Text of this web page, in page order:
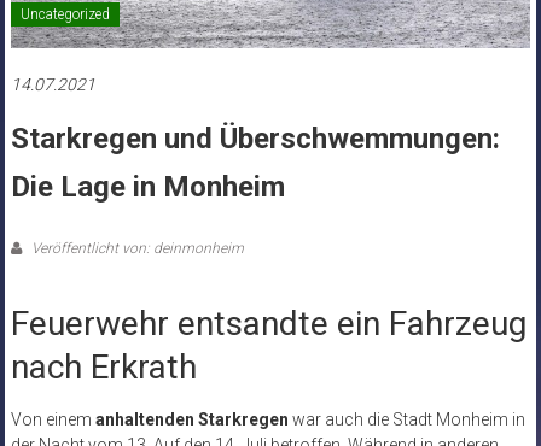
Uncategorized
14.07.2021
Starkregen und Überschwemmungen:
Die Lage in Monheim
Veröffentlicht von: deinmonheim
Feuerwehr entsandte ein Fahrzeug
nach Erkrath
Von einem anhaltenden Starkregen war auch die Stadt Monheim in